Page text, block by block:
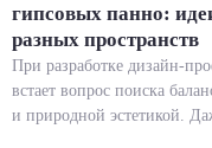
гипсовых панно:
разных пространств
При разработке дизайн-
встает вопрос поиска
и природной эстетикой.